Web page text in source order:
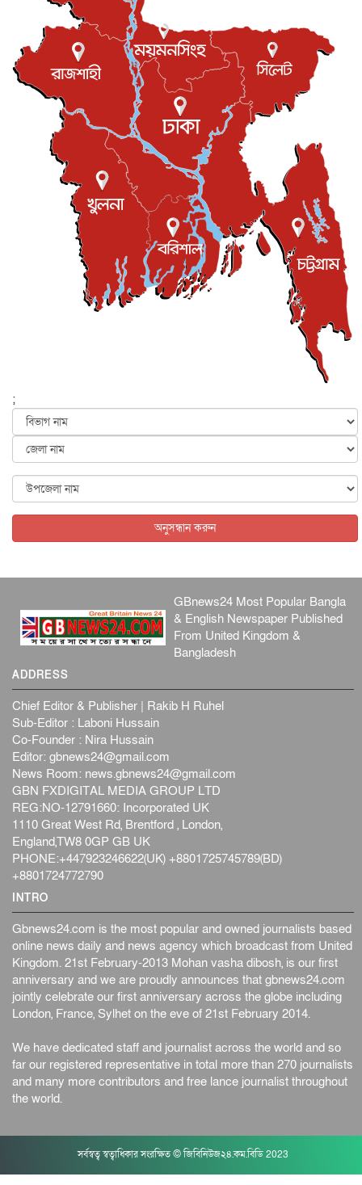
আন্তর্জাতিক
এবার ওটিটিতে মুক্তি পেল ‘মালিক’
বিনোদন ৮ আগস্ট, ২০২৬
রিয়ালকে ‘না’ বলা রদ্রির জন্য বার্সার কাছে কত চাইল ম্যানসিটি
খেলাধুলা
শিল্পকলায় চলচ্চিত্র উৎসব, বিনা মূল্যে দেখা যাবে ৬ সিনেমা
বিনোদন ৮ আগস্ট, ২০২৬
ইস্ট লন্ডন মসজিদের জুমার খুতবা : “কুরআন হোক জীবন দেখার
লেন্স...
ইসলাম ও জীবন ৭ আগস্ট, ২০২৬
সিলেটের কন্যা মোহিনী রশিদ এনওয়াইপিডির উচ্চপদস্থ কর্মকর্তা
দেশজুড়ে ৬ আগস্ট, ২০২৬
আজ থেকে সবার জন্য উন্মুক্ত জুলাই স্মৃতি জাদুঘর
৬ আগস্ট, ২০২৬
৬ আগস্ট, ২০২৬
জুলাইয়ের কৃতিত্ব নেওয়ার জন্য সবাই প্রতিযোগিতায় নেমেছে :
৬ আগস্ট, ২০২৬
৬ আগস্ট, ২০২৬
;
অনুসন্ধান করুন
GBnews24 Most Popular Bangla
& English Newspaper Published
From United Kingdom &
Bangladesh
ADDRESS
Chief Editor & Publisher | Rakib H Ruhel
Sub-Editor : Laboni Hussain
Co-Founder : Nira Hussain
Editor: gbnews24@gmail.com
News Room: news.gbnews24@gmail.com
GBN FXDIGITAL MEDIA GROUP LTD
REG:NO-12791660: Incorporated UK
1110 Great West Rd, Brentford , London,
England,TW8 0GP GB UK
PHONE:+447923246622(UK) +8801725745789(BD)
+8801724772790
INTRO
Gbnews24.com is the most popular and owned journalists based
online news daily and news agency which broadcast from United
Kingdom. 21st February-2013 Mohan vasha dibosh, is our first
anniversary and we are proudly announces that gbnews24.com
jointly celebrate our first anniversary across the globe including
London, France, Sylhet on the eve of 21st February 2014.
We have dedicated staff and journalist across the world and so
far our registered representative in total more than 270 journalists
and many more contributors and free lance journalist throughout
the world.
সর্বস্বত্ব স্বত্বাধিকার সংরক্ষিত © জিবিনিউজ২৪.কম.বিডি 2023